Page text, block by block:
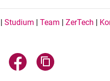
|Studium |Team |ZerTech |
E-Mail teilen
Seite über WhatsApp teilen
Seite über Facebook